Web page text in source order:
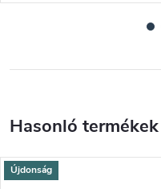
Újdonság